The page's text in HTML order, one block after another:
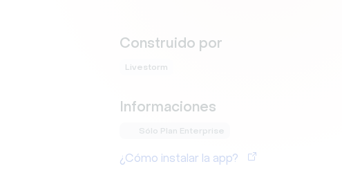
Construido por
Livestorm
Informaciones
Sólo Plan Enterprise
¿Cómo instalar la app?